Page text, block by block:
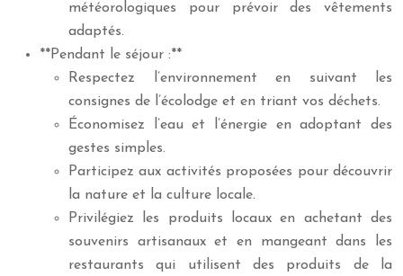
météorologiques pour prévoir des vêtements
adaptés.
**Pendant le séjour :**
Respectez l’environnement en suivant les
consignes de l’écolodge et en triant vos déchets.
Économisez l’eau et l’énergie en adoptant des
gestes simples.
Participez aux activités proposées pour découvrir
la nature et la culture locale.
Privilégiez les produits locaux en achetant des
souvenirs artisanaux et en mangeant dans les
restaurants qui utilisent des produits de la